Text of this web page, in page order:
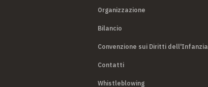
Organizzazione
Bilancio
Convenzione sui Diritti dell'Infanzia
Contatti
Whistleblowing